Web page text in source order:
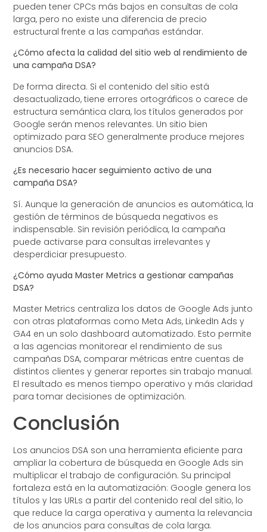
pueden tener CPCs más bajos en consultas de cola
larga, pero no existe una diferencia de precio
estructural frente a las campañas estándar.
¿Cómo afecta la calidad del sitio web al rendimiento de
una campaña DSA?
De forma directa. Si el contenido del sitio está
desactualizado, tiene errores ortográficos o carece de
estructura semántica clara, los títulos generados por
Google serán menos relevantes. Un sitio bien
optimizado para SEO generalmente produce mejores
anuncios DSA.
¿Es necesario hacer seguimiento activo de una
campaña DSA?
Sí. Aunque la generación de anuncios es automática, la
gestión de términos de búsqueda negativos es
indispensable. Sin revisión periódica, la campaña
puede activarse para consultas irrelevantes y
desperdiciar presupuesto.
¿Cómo ayuda Master Metrics a gestionar campañas
DSA?
Master Metrics centraliza los datos de Google Ads junto
con otras plataformas como Meta Ads, LinkedIn Ads y
GA4 en un solo dashboard automatizado. Esto permite
a las agencias monitorear el rendimiento de sus
campañas DSA, comparar métricas entre cuentas de
distintos clientes y generar reportes sin trabajo manual.
El resultado es menos tiempo operativo y más claridad
para tomar decisiones de optimización.
Conclusión
Los anuncios DSA son una herramienta eficiente para
ampliar la cobertura de búsqueda en Google Ads sin
multiplicar el trabajo de configuración. Su principal
fortaleza está en la automatización: Google genera los
títulos y las URLs a partir del contenido real del sitio, lo
que reduce la carga operativa y aumenta la relevancia
de los anuncios para consultas de cola larga.